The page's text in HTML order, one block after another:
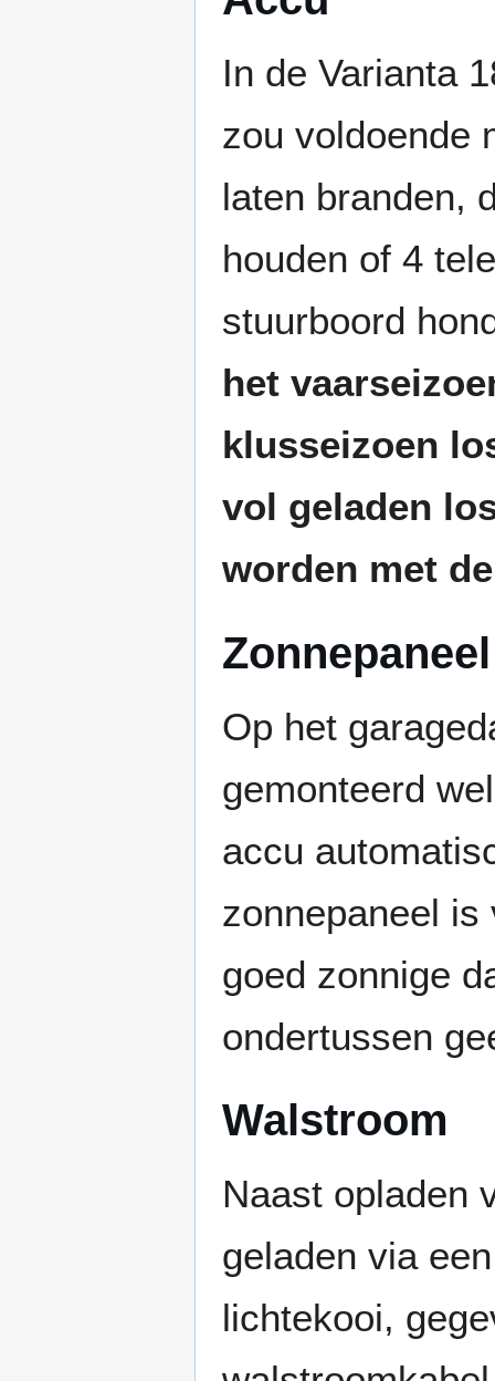
In de Varianta
zou voldoende
laten branden,
houden of 4
stuurboord
het
klusseizoen
vol geladen
worden met
Zonnepaneel
Op het
gemonteerd
accu
zonnepaneel
goed zonnige
ondertussen
Walstroom
Naast opladen
geladen via
lichtekooi,